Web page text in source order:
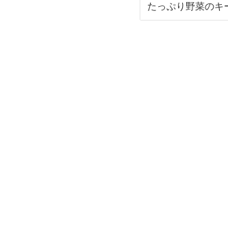
たっぷり野菜のキ